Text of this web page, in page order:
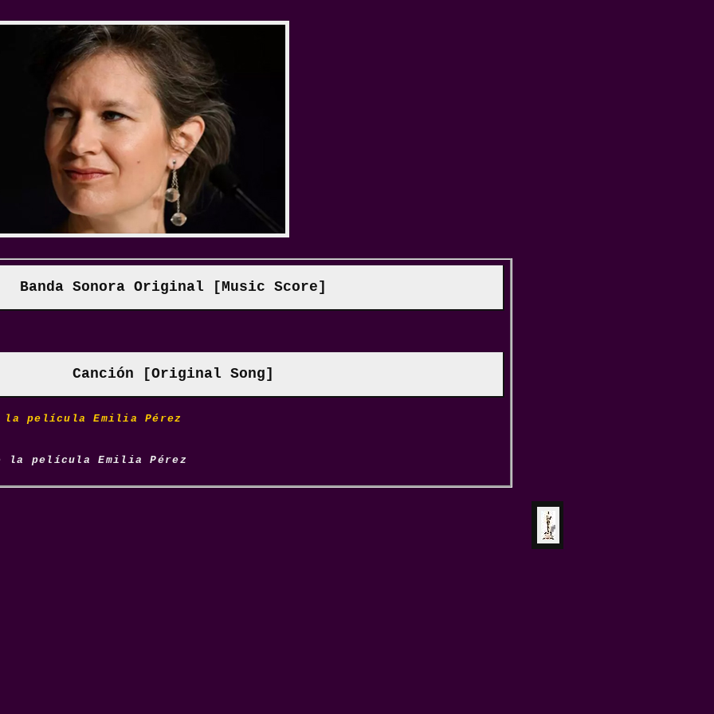
Banda Sonora Original [Music Score]
Canción [Original Song]
la película Emilia Pérez
la película Emilia Pérez